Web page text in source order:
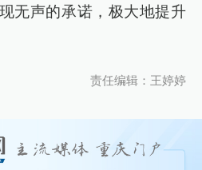
无声的承诺，极大地提升
责任编辑：王婷婷